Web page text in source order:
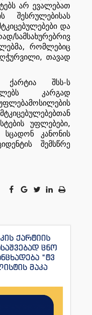
არ ევალებათ
შესრულებისას
და
/სამსახურებრივ
,
რომლებიც
, თავად
ქარტია შსს-ს
კარგად
მტკიცებულებებთან
უფლებები,
სცადონ
კანონის
შემსწრე
ქარტიის
ცნო
“ტვ
მაკა